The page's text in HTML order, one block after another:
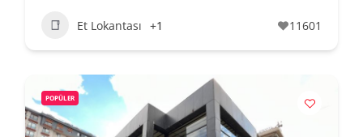
Et Lokantası +1 11601
POPÜLER